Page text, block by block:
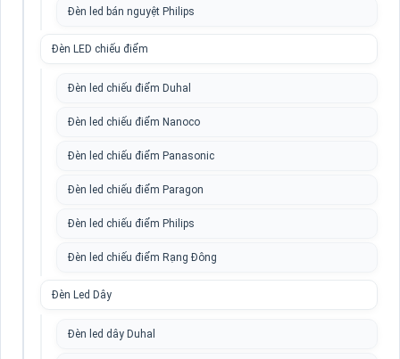
Đèn led bán nguyệt Philips
Đèn LED chiếu điểm
Đèn led chiếu điểm Duhal
Đèn led chiếu điểm Nanoco
Đèn led chiếu điểm Panasonic
Đèn led chiếu điểm Paragon
Đèn led chiếu điểm Philips
Đèn led chiếu điểm Rạng Đông
Đèn Led Dây
Đèn led dây Duhal